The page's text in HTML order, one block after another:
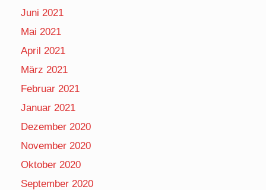
Juni 2021
Mai 2021
April 2021
März 2021
Februar 2021
Januar 2021
Dezember 2020
November 2020
Oktober 2020
September 2020